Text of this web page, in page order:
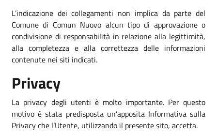
L’indicazione dei collegamenti non implica da parte del
Comune di Comun Nuovo alcun tipo di approvazione o
condivisione di responsabilità in relazione alla legittimità,
alla completezza e alla correttezza delle informazioni
contenute nei siti indicati.
Privacy
La privacy degli utenti è molto importante. Per questo
motivo è stata predisposta un’apposita Informativa sulla
Privacy che l’Utente, utilizzando il presente sito, accetta.